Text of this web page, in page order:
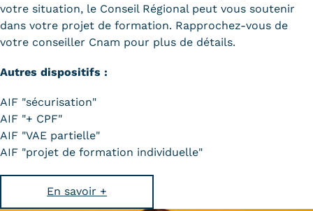
Infos enseignants
Être enseignant au Cnam
Communication
Kits communications Cnam
Fiche contact salons, forums,
votre situation, le Conseil Régional peut vous soutenir
dans votre projet de formation. Rapprochez-vous de
votre conseiller Cnam pour plus de détails.
Autres dispositifs :
AIF "sécurisation"
AIF "+ CPF"
AIF "VAE partielle"
AIF "projet de formation individuelle"
En savoir +